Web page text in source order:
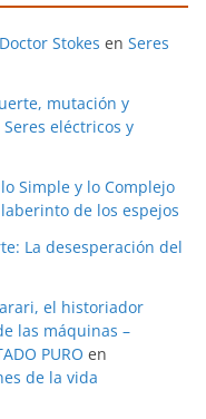
Stokes en Seres
mutación y
Seres eléctricos y
Simple y lo Complejo
de los espejos
La desesperación del
el historiador
las máquinas –
PURO en
de la vida